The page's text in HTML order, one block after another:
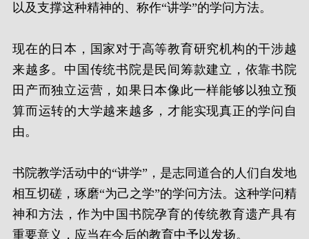
以及支撑这种精神的、称作“讲学”的学问方法。
现在的日本，国家对于高等教育研究机构的干涉越
来越多。中国传统书院是民间筹款建立，依靠书院
田产而独立运营，如果日本像此一样能够以独立预
算而运转的大学越来越多，才能实现真正的学问自
由。
书院教学活动中的“讲学”，是志同道合的人们自发地
相互切磋，琢磨“为己之学”的学问方法。这种学问精
神和方法，作为中国书院孕育的传统教育遗产具有
重要意义，应当在今后的教育中予以发扬。